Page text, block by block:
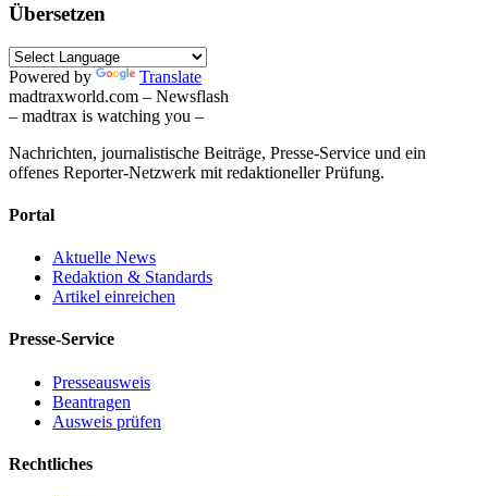
Übersetzen
Powered by
Translate
madtraxworld.com – Newsflash
– madtrax is watching you –
Nachrichten, journalistische Beiträge, Presse-Service und ein
offenes Reporter-Netzwerk mit redaktioneller Prüfung.
Portal
Aktuelle News
Redaktion & Standards
Artikel einreichen
Presse-Service
Presseausweis
Beantragen
Ausweis prüfen
Rechtliches